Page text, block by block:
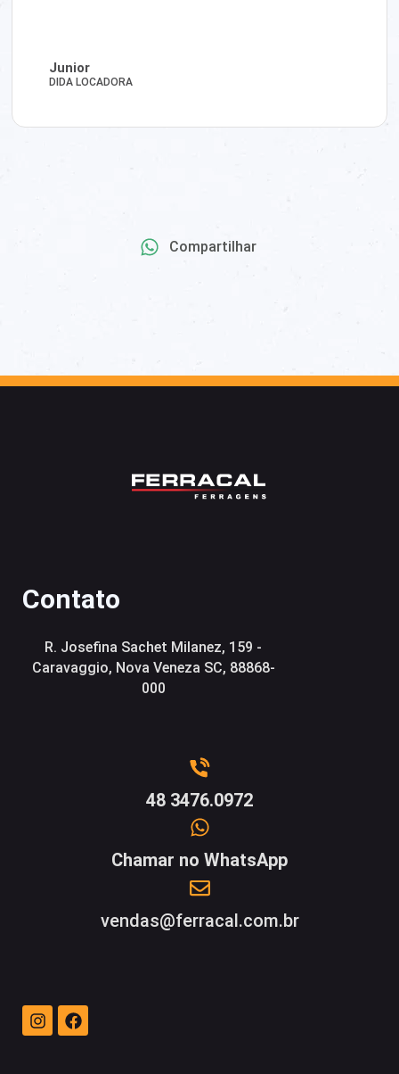
Junior
DIDA LOCADORA
Compartilhar
Contato
R. Josefina Sachet Milanez, 159 -
Caravaggio, Nova Veneza SC, 88868-
000
48 3476.0972
Chamar no WhatsApp
vendas@ferracal.com.br